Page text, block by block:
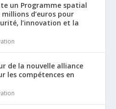
un Programme spatial
d’euros pour
l’innovation et la
de la nouvelle alliance
les compétences en